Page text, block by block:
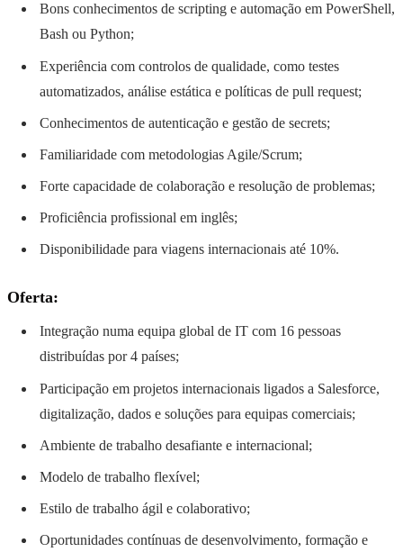
Bons conhecimentos de scripting e automação em PowerShell,
Bash ou Python;
Experiência com controlos de qualidade, como testes
automatizados, análise estática e políticas de pull request;
Conhecimentos de autenticação e gestão de secrets;
Familiaridade com metodologias Agile/Scrum;
Forte capacidade de colaboração e resolução de problemas;
Proficiência profissional em inglês;
Disponibilidade para viagens internacionais até 10%.
Oferta:
Integração numa equipa global de IT com 16 pessoas
distribuídas por 4 países;
Participação em projetos internacionais ligados a Salesforce,
digitalização, dados e soluções para equipas comerciais;
Ambiente de trabalho desafiante e internacional;
Modelo de trabalho flexível;
Estilo de trabalho ágil e colaborativo;
Oportunidades contínuas de desenvolvimento, formação e